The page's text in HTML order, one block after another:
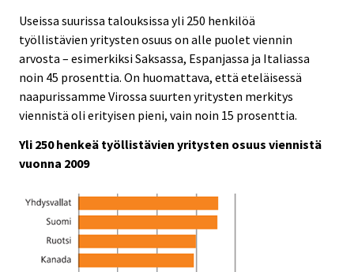
Useissa suurissa talouksissa yli 250 henkilöä
työllistävien yritysten osuus on alle puolet viennin
arvosta – esimerkiksi Saksassa, Espanjassa ja Italiassa
noin 45 prosenttia. On huomattava, että eteläisessä
naapurissamme Virossa suurten yritysten merkitys
viennistä oli erityisen pieni, vain noin 15 prosenttia.
Yli 250 henkeä työllistävien yritysten osuus viennistä
vuonna 2009